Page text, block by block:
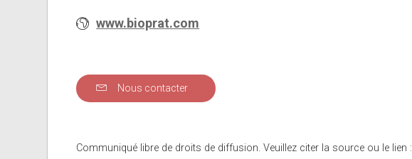
www.bioprat.com
Nous contacter
Communiqué libre de droits de diffusion. Veuillez citer la source ou le lien :